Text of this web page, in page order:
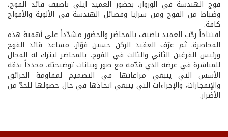
فوج الهندسة في الوروار، بحضور العميد ايلي ناصيف قائد الفوج،
وضباط من الفوج ومن سرايا وفصائل الهندسة في الألوية والأفواج
كافة.
افتتاحاً رحّب العميد ناصيف بالمحاضر والحضور مشدّداً على أهمية هذه
المحاضرة. ثم عرّف العقيد الركن حسين فوّاز، مساعد قائد الفوج
ورئيس الفرعَين الثاني والثالث في الفوج، بالمحاضر ليترك له المجال
للمباشرة في عرضه الذي قدّمه مع صور وبيانات توضيحيّة، محدداً بدقة
الأسس التي ينبغي مراعاتها في التصميم لمقاومة الحرائق
والإنفجارات، والإجراءات التي ينبغي اتخاذها في حال حصولها للحدّ من
الأضرار.